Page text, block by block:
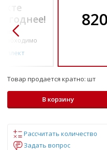
по-
820
Товар продается кратно: шт
В корзину
Рассчитать количество
Задать вопрос